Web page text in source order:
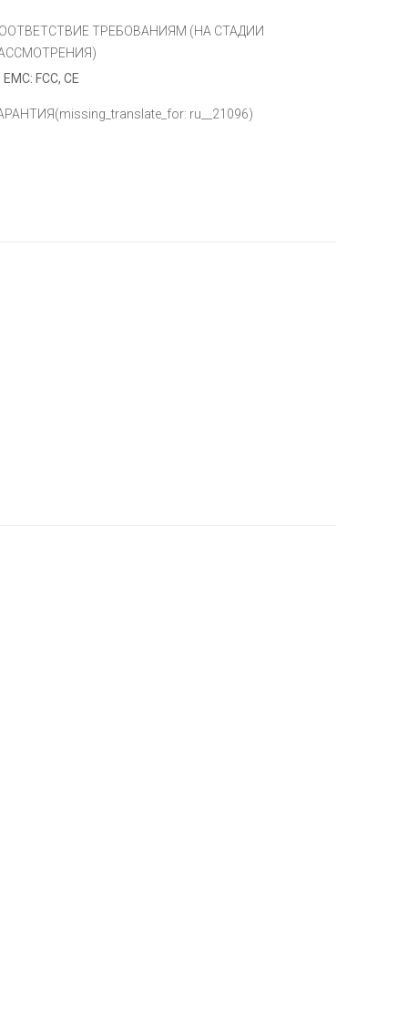
ТРЕБОВАНИЯМ (НА СТАДИИ
EMC: FCC, CE
(missing_translate_for: ru__21096)